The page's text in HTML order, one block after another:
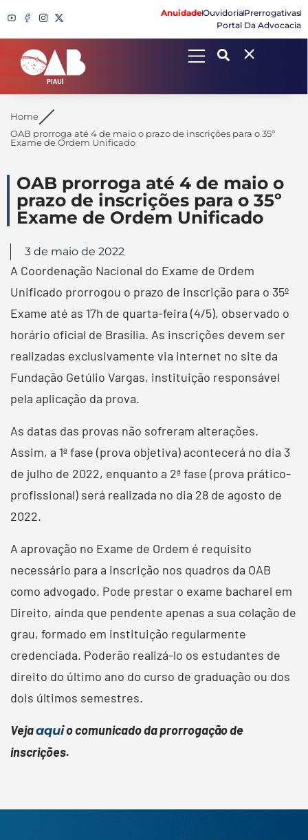
AnuidadeOuvidoriaPrerrogativas
Portal Da Advocacia
Search
Home
OAB prorroga até 4 de maio o prazo de inscrições para o 35º
Exame de Ordem Unificado
OAB prorroga até 4 de maio o
prazo de inscrições para o 35º
Exame de Ordem Unificado
3 de maio de 2022
A Coordenação Nacional do Exame de Ordem
Unificado prorrogou o prazo de inscrição para o 35º
Exame até as 17h de quarta-feira (4/5), observado o
horário oficial de Brasília. As inscrições devem ser
realizadas exclusivamente via internet no site da
Fundação Getúlio Vargas, instituição responsável
pela aplicação da prova.
As datas das provas não sofreram alterações.
Assim, a 1ª fase (prova objetiva) acontecerá no dia 3
de julho de 2022, enquanto a 2ª fase (prova prático-
profissional) será realizada no dia 28 de agosto de
2022.
A aprovação no Exame de Ordem é requisito
necessário para a inscrição nos quadros da OAB
como advogado. Pode prestar o exame bacharel em
Direito, ainda que pendente apenas a sua colação de
grau, formado em instituição regularmente
credenciada. Poderão realizá-lo os estudantes de
direito do último ano do curso de graduação ou dos
dois últimos semestres.
Vejaaquio comunicado da prorrogação de
inscrições.